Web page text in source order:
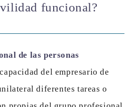
funcional?
de las personas
del empresario de
diferentes tareas o